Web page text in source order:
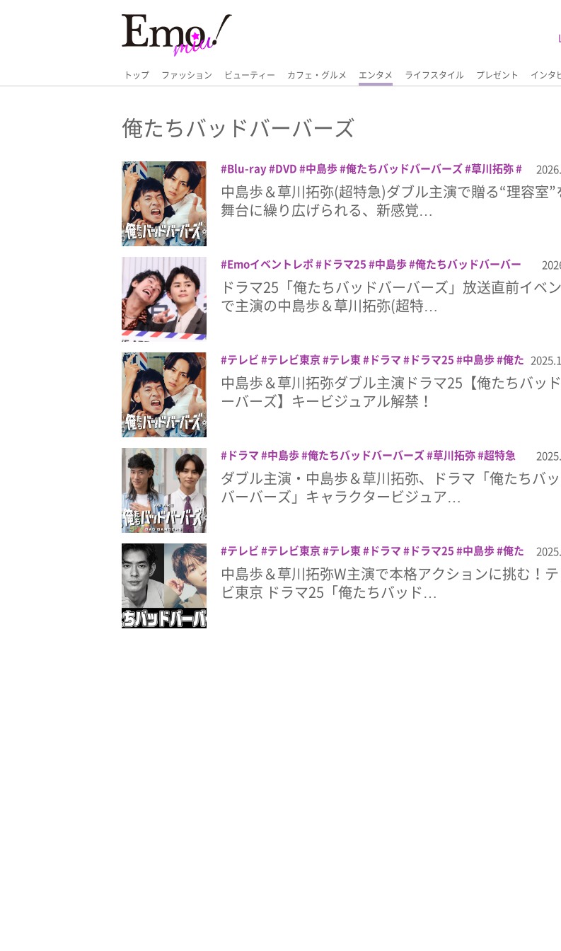
トップ ファッション ビューティー カフェ・グルメ エンタメ ライフスタイル プレゼント インタ
俺たちバッドバーバーズ
Blu-ray DVD 中島歩 俺たちバッドバーバーズ 草川拓弥
超特急
中島歩＆草川拓弥(超特急)ダブル主演で贈る“理容室”
舞台に繰り広げられる、新感覚…
Emoイベントレポ ドラマ25 中島歩 俺たちバッドバーバー
ズ 草川拓弥 超特急 高良健吾
ドラマ25「俺たちバッドバーバーズ」放送直前イベ
で主演の中島歩＆草川拓弥(超特…
テレビ テレビ東京 テレ東 ドラマ ドラマ25 中島歩 俺た
ちバッドバーバーズ 草川拓弥 超特急
中島歩＆草川拓弥ダブル主演ドラマ25【俺たちバッ
ーバーズ】キービジュアル解禁！
ドラマ 中島歩 俺たちバッドバーバーズ 草川拓弥 超特急
ダブル主演・中島歩＆草川拓弥、ドラマ「俺たちバ
バーバーズ」キャラクタービジュア…
テレビ テレビ東京 テレ東 ドラマ ドラマ25 中島歩 俺た
ちバッドバーバーズ 草川拓弥 超特急
中島歩＆草川拓弥W主演で本格アクションに挑む！
ビ東京 ドラマ25「俺たちバッド…